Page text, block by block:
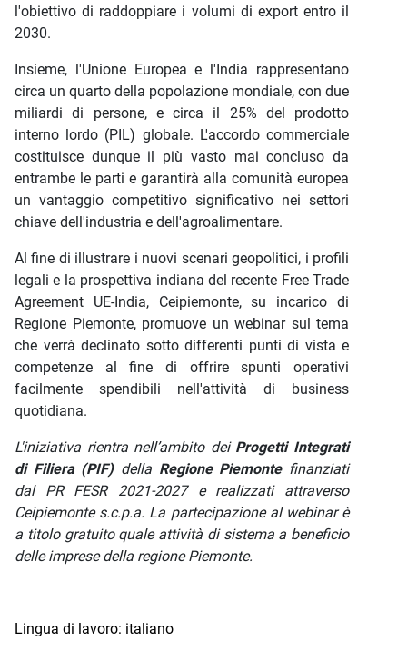
l'obiettivo di raddoppiare i volumi di export entro il
2030.
Insieme, l'Unione Europea e l'India rappresentano
circa un quarto della popolazione mondiale, con due
miliardi di persone, e circa il 25% del prodotto
interno lordo (PIL) globale. L'accordo commerciale
costituisce dunque il più vasto mai concluso da
entrambe le parti e garantirà alla comunità europea
un vantaggio competitivo significativo nei settori
chiave dell'industria e dell'agroalimentare.
Al fine di illustrare i nuovi scenari geopolitici, i profili
legali e la prospettiva indiana del recente Free Trade
Agreement UE-India, Ceipiemonte, su incarico di
Regione Piemonte, promuove un webinar sul tema
che verrà declinato sotto differenti punti di vista e
competenze al fine di offrire spunti operativi
facilmente spendibili nell'attività di business
quotidiana.
L'iniziativa rientra nell’ambito dei Progetti Integrati
di Filiera (PIF)della Regione Piemontefinanziati
dal PR FESR 2021-2027 e realizzati attraverso
Ceipiemonte s.c.p.a. La partecipazione al webinar è
a titolo gratuito quale attività di sistema a beneficio
delle imprese della regione Piemonte.
Lingua di lavoro: italiano